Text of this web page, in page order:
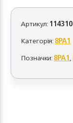
Артикул:
Категорія:8PA1
Позначки:8PA1,